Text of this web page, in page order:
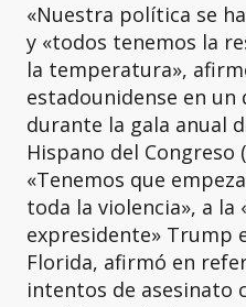
«Nuestra política se
y «todos tenemos la
la temperatura»,
estadounidense en un
durante la gala anual
Hispano del Congreso
«Tenemos que
toda la violencia», a
expresidente» Trump
Florida, afirmó en
intentos de asesinato